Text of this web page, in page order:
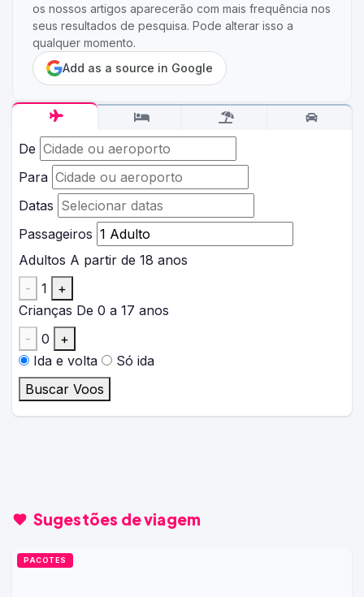
De
Para
Datas
Passageiros
Adultos A partir de 18 anos
-
1
+
Crianças De 0 a 17 anos
-
0
+
Ida e volta
Só ida
Buscar Voos
os nossos artigos aparecerão com mais frequência nos
seus resultados de pesquisa. Pode alterar isso a
qualquer momento.
Add as a source in Google
Sugestões de viagem
PACOTES